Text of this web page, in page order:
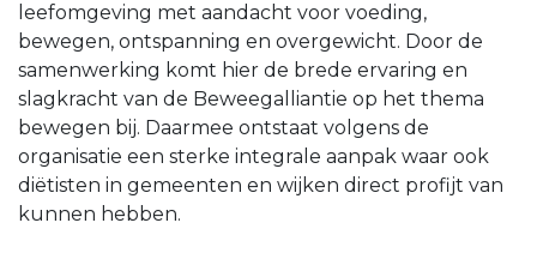
leefomgeving met aandacht voor voeding,
bewegen, ontspanning en overgewicht. Door de
samenwerking komt hier de brede ervaring en
slagkracht van de Beweegalliantie op het thema
bewegen bij. Daarmee ontstaat volgens de
organisatie een sterke integrale aanpak waar ook
diëtisten in gemeenten en wijken direct profijt van
kunnen hebben.